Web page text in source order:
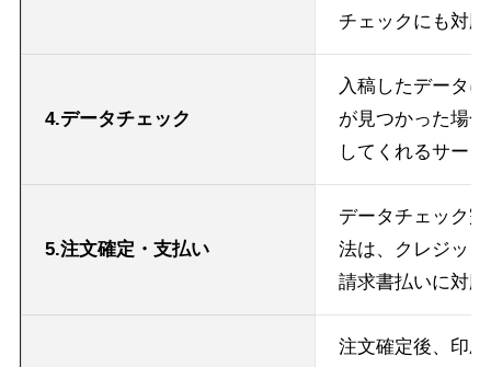
チェックにも対
4.データチェック
入稿したデータ
が見つかった場
してくれるサー
5.注文確定・支払い
データチェック
法は、クレジッ
請求書払いに対
注文確定後、印